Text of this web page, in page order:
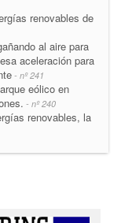
renovables de
al aire para
aceleración para
- nº 241
eólico en
- nº 240
renovables, la